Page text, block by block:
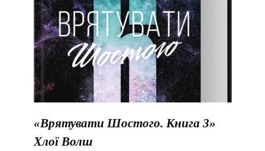
«Врятувати Шостого. Книга 3»
Хлої Волш